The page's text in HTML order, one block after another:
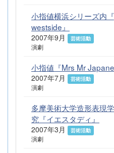
小指値横浜シリーズ内
westside』
2007年9月 芸術活動
演劇
小指値『Mrs Mr
2007年7月 芸術活動
演劇
多摩美術大学造形表現
究『イエスタディ』
2007年3月 芸術活動
演劇